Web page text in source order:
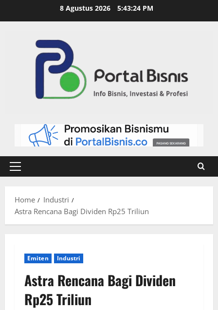
8 Agustus 2026 5:43:24 PM
Home
Industri
Astra Rencana Bagi Dividen Rp25 Triliun
Emiten Industri
Astra Rencana Bagi Dividen
Rp25 Triliun